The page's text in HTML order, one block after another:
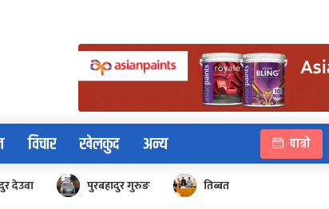
विचार खेलकुद अन्य पात्रो
देउवा पुरबहादुर गुरुङ तिब्बत